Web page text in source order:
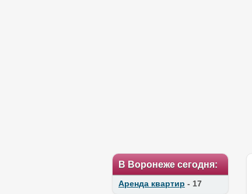
В Воронеже сегодня:
Аренда квартир - 17